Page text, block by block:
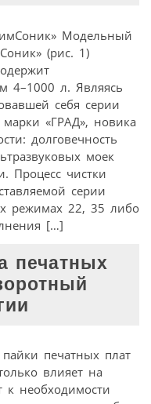
Модельный
(рис. 1)
4–1000 л. Являясь
себя серии
марки «ГРАД», новика
долговечность
моек
Процесс чистки
серии
режимах 22, 35 либо
[…]
печатных
печатных плат
влияет на
необходимости